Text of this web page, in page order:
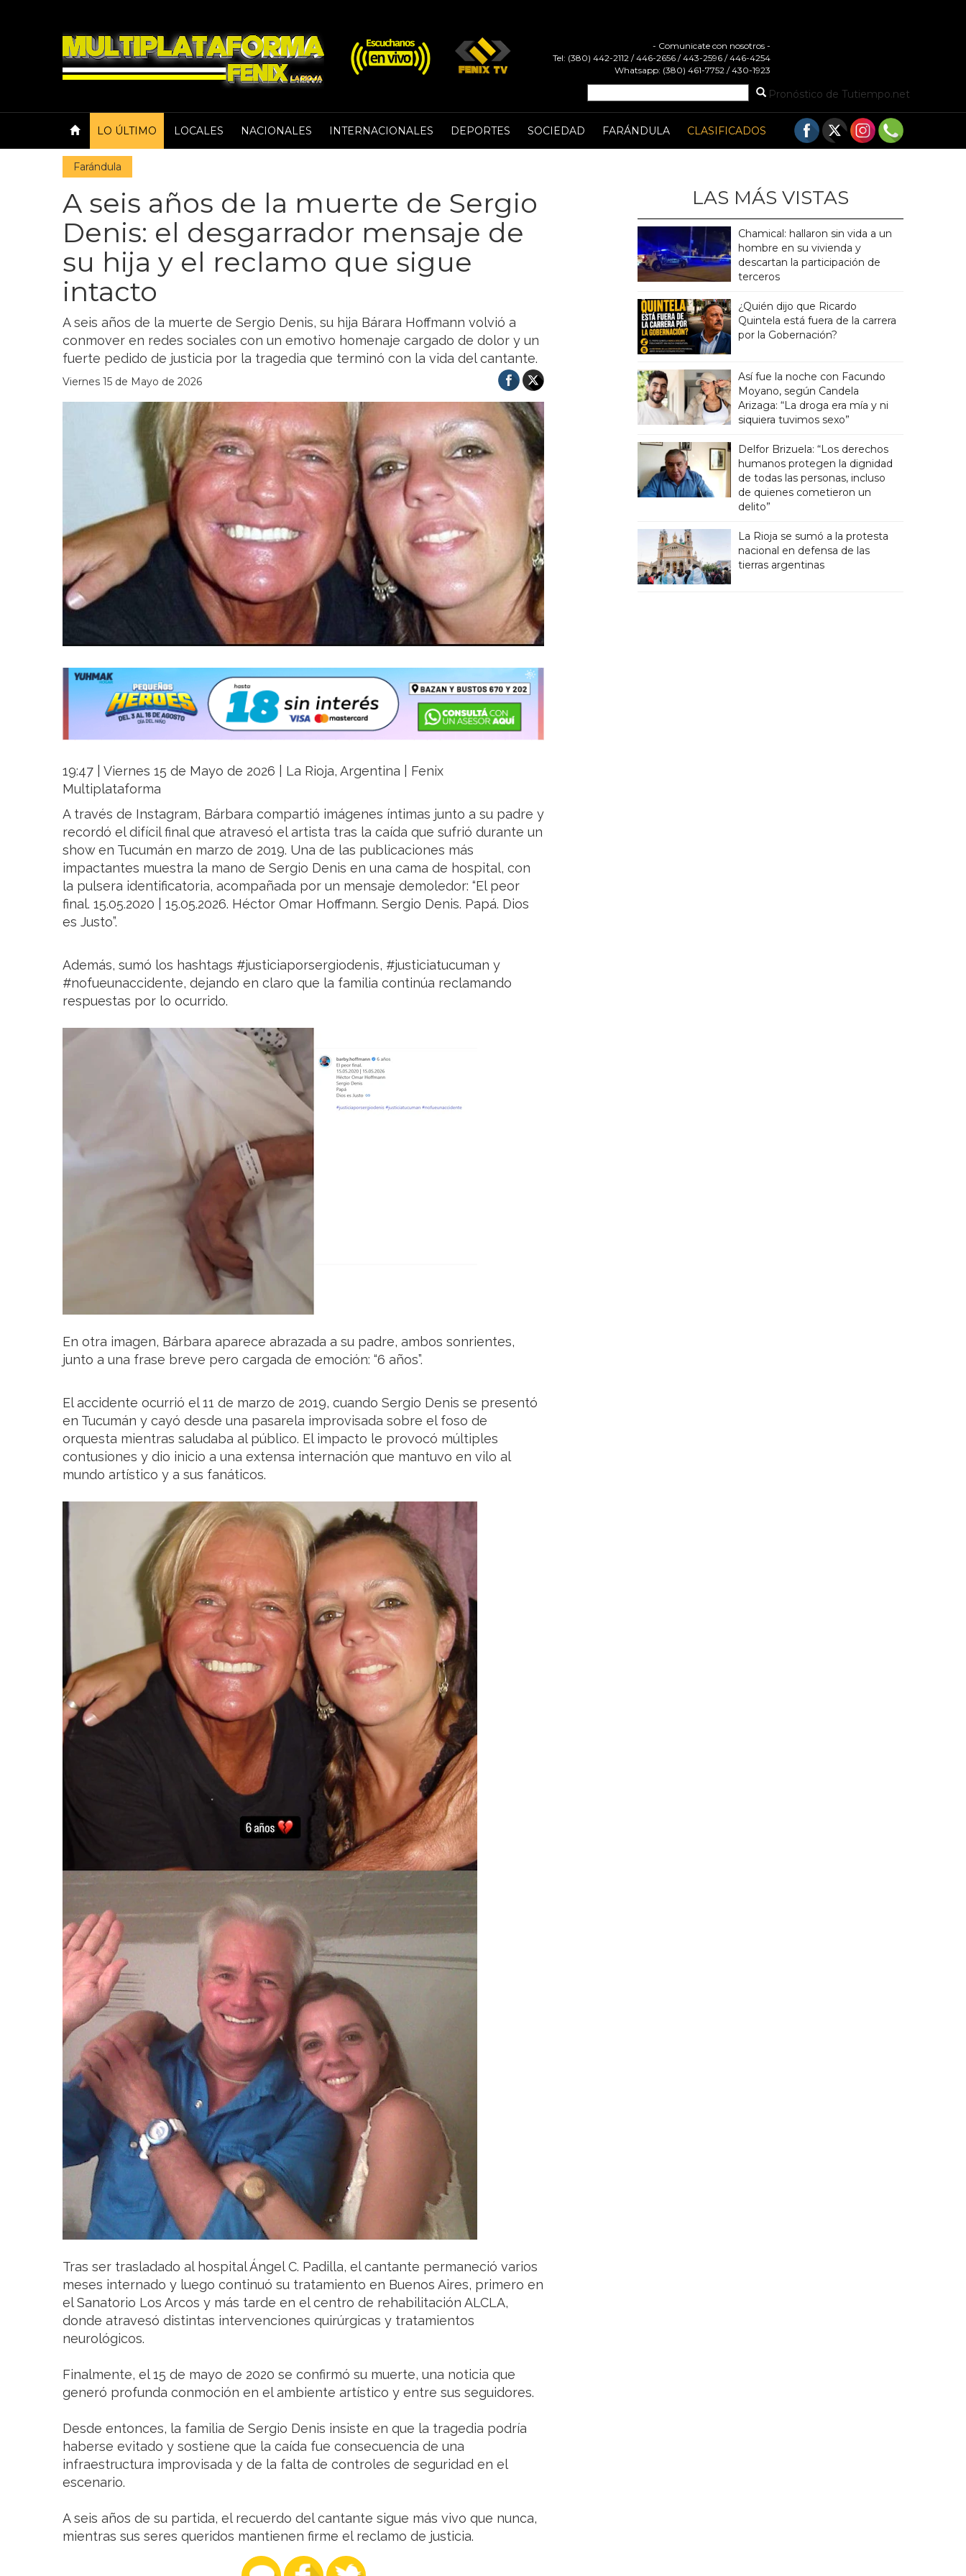
- Comunicate con nosotros -
Tel: (380) 442-2112 / 446-2656 / 443-2596 / 446-4254
Whatsapp: (380) 461-7752 / 430-1923
Pronóstico de Tutiempo.net
LO ÚLTIMO LOCALES NACIONALES INTERNACIONALES DEPORTES SOCIEDAD FARÁNDULA CLASIFICADOS
Farándula
A seis años de la muerte de Sergio
Denis: el desgarrador mensaje de
su hija y el reclamo que sigue
intacto
A seis años de la muerte de Sergio Denis, su hija Bárara Hoffmann volvió a
conmover en redes sociales con un emotivo homenaje cargado de dolor y un
fuerte pedido de justicia por la tragedia que terminó con la vida del cantante.
Viernes 15 de Mayo de 2026
19:47 | Viernes 15 de Mayo de 2026 | La Rioja, Argentina | Fenix
Multiplataforma
A través de Instagram, Bárbara compartió imágenes íntimas junto a su padre y
recordó el difícil final que atravesó el artista tras la caída que sufrió durante un
show en Tucumán en marzo de 2019. Una de las publicaciones más
impactantes muestra la mano de Sergio Denis en una cama de hospital, con
la pulsera identificatoria, acompañada por un mensaje demoledor: “El peor
final. 15.05.2020 | 15.05.2026. Héctor Omar Hoffmann. Sergio Denis. Papá. Dios
es Justo”.
Además, sumó los hashtags #justiciaporsergiodenis, #justiciatucuman y
#nofueunaccidente, dejando en claro que la familia continúa reclamando
respuestas por lo ocurrido.
En otra imagen, Bárbara aparece abrazada a su padre, ambos sonrientes,
junto a una frase breve pero cargada de emoción: “6 años”.
El accidente ocurrió el 11 de marzo de 2019, cuando Sergio Denis se presentó
en Tucumán y cayó desde una pasarela improvisada sobre el foso de
orquesta mientras saludaba al público. El impacto le provocó múltiples
contusiones y dio inicio a una extensa internación que mantuvo en vilo al
mundo artístico y a sus fanáticos.
Tras ser trasladado al hospital Ángel C. Padilla, el cantante permaneció varios
meses internado y luego continuó su tratamiento en Buenos Aires, primero en
el Sanatorio Los Arcos y más tarde en el centro de rehabilitación ALCLA,
donde atravesó distintas intervenciones quirúrgicas y tratamientos
neurológicos.
Finalmente, el 15 de mayo de 2020 se confirmó su muerte, una noticia que
generó profunda conmoción en el ambiente artístico y entre sus seguidores.
Desde entonces, la familia de Sergio Denis insiste en que la tragedia podría
haberse evitado y sostiene que la caída fue consecuencia de una
infraestructura improvisada y de la falta de controles de seguridad en el
escenario.
A seis años de su partida, el recuerdo del cantante sigue más vivo que nunca,
mientras sus seres queridos mantienen firme el reclamo de justicia.
LAS MÁS VISTAS
Chamical: hallaron sin vida a un
hombre en su vivienda y
descartan la participación de
terceros
¿Quién dijo que Ricardo
Quintela está fuera de la carrera
por la Gobernación?
Así fue la noche con Facundo
Moyano, según Candela
Arizaga: “La droga era mía y ni
siquiera tuvimos sexo”
Delfor Brizuela: “Los derechos
humanos protegen la dignidad
de todas las personas, incluso
de quienes cometieron un
delito”
La Rioja se sumó a la protesta
nacional en defensa de las
tierras argentinas